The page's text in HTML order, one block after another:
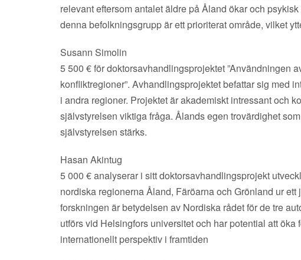
relevant eftersom antalet äldre på Åland ökar och
denna befolkningsgrupp är ett prioriterat område, vilket
Susann Simolin
5 500 € för doktorsavhandlingsprojektet ”Användningen
konfliktregioner”. Avhandlingsprojektet befattar sig med
i andra regioner. Projektet är akademiskt intressant och
självstyrelsen viktiga fråga. Ålands egen trovärdighet
självstyrelsen stärks.
Hasan Akintug
5 000 € analyserar i sitt doktorsavhandlingsprojekt
nordiska regionerna Åland, Färöarna och Grönland ur
forskningen är betydelsen av Nordiska rådet för de tre
utförs vid Helsingfors universitet och har potential att
internationellt perspektiv i framtiden